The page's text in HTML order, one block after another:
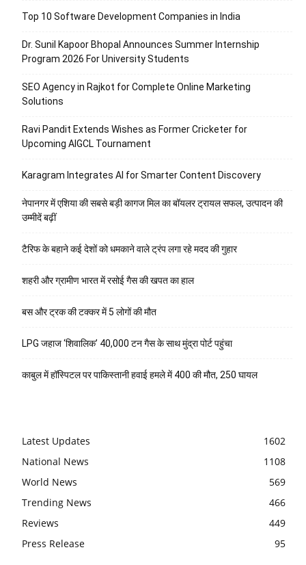
Top 10 Software Development Companies in India
Dr. Sunil Kapoor Bhopal Announces Summer Internship
Program 2026 For University Students
SEO Agency in Rajkot for Complete Online Marketing
Solutions
Ravi Pandit Extends Wishes as Former Cricketer for
Upcoming AIGCL Tournament
Karagram Integrates AI for Smarter Content Discovery
नेपानगर में एशिया की सबसे बड़ी कागज मिल का बॉयलर ट्रायल सफल, उत्पादन की
उम्मीदें बढ़ीं
टैरिफ के बहाने कई देशों को धमकाने वाले ट्रंप लगा रहे मदद की गुहार
शहरी और ग्रामीण भारत में रसोई गैस की खपत का हाल
बस और ट्रक की टक्कर में 5 लोगों की मौत
LPG जहाज ‘शिवालिक’ 40,000 टन गैस के साथ मुंद्रा पोर्ट पहुंचा
काबुल में हॉस्पिटल पर पाकिस्तानी हवाई हमले में 400 की मौत, 250 घायल
Latest Updates
1602
National News
1108
World News
569
Trending News
466
Reviews
449
Press Release
95